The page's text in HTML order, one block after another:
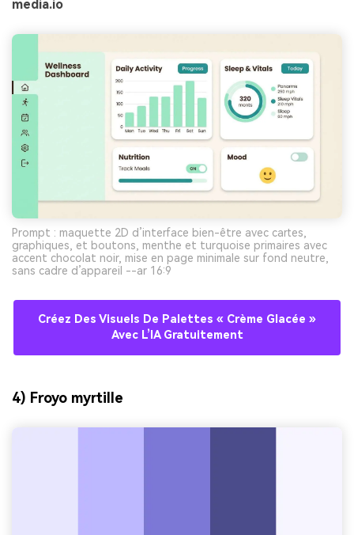
media.io
Prompt : maquette 2D d’interface bien-être avec cartes,
graphiques, et boutons, menthe et turquoise primaires avec
accent chocolat noir, mise en page minimale sur fond neutre,
sans cadre d’appareil --ar 16:9
Créez Des Visuels De Palettes « Crème Glacée »
Avec L’IA Gratuitement
4) Froyo myrtille